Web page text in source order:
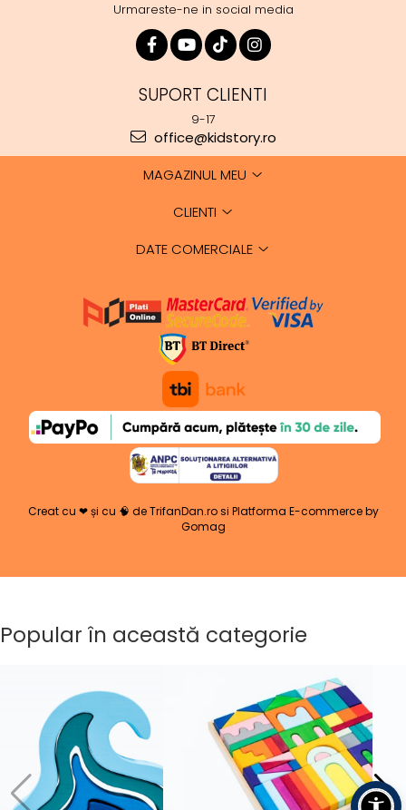
Urmareste-ne in social media
SUPORT CLIENTI
9-17
office@kidstory.ro
MAGAZINUL MEU
CLIENTI
DATE COMERCIALE
Creat cu ❤ și cu 🧠 de TrifanDan.rosi Platforma E-commerce by
Gomag
Popular în această categorie